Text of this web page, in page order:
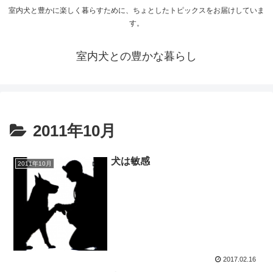
室内犬と豊かに楽しく暮らすために、ちょとしたトピックスをお届けしていま
す。
室内犬との豊かな暮らし
2011年10月
2011年10月 犬は敏感
2017.02.16